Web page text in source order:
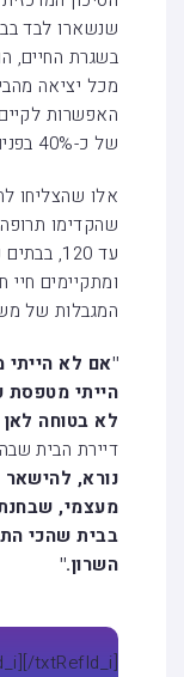
שנשארו לבד
בשגרת החיים,
מכל יציאה
האפשרות לקיים
של כ-40% בפניות למרפאות הציבוריות לבריאות הנפש.
אלו שהצליחו
שהקדימו
עד 120,
ומתקיימים חיי
המגבלות של
הייתי מטפסת
לא בטוחה לאן
דיירת הבית
נורא,
מעצמי,
השרון."
[/txtRefId_i]